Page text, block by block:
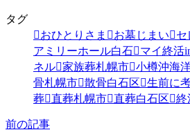
タグ
おひとりさま
お墓じまい セ
アミリーホール白石
マイ終活
ネル 家族葬札幌市 小樽沖海
骨札幌市 散骨白石区 生前に
葬 直葬札幌市 直葬白石区 終
前の記事